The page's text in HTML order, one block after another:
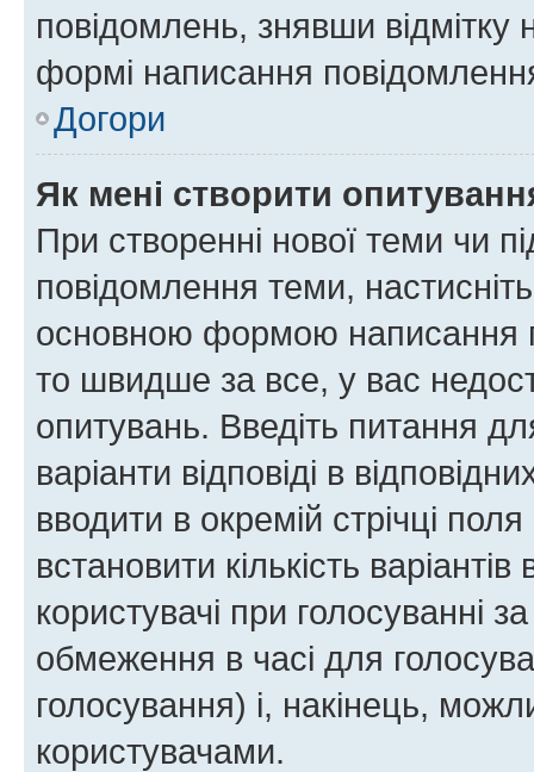
повідомлень, знявши відмітку
формі написання
Догори
Як мені створити
При створенні нової теми чи
повідомлення теми,
основною формою написання
то швидше за все, у вас
опитувань. Введіть питання
варіанти відповіді в
вводити в окремій стрічці
встановити кількість
користувачі при голосуванні
обмеження в часі для
голосування) і, накінець,
користувачами.